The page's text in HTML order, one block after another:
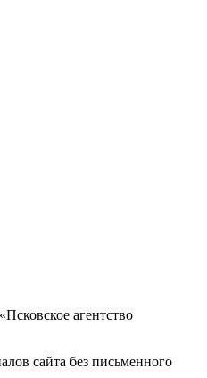
агентство
сайта без письменного